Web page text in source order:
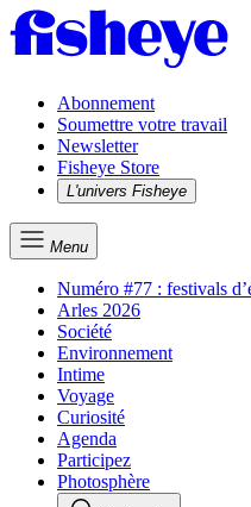
Abonnement
Soumettre votre travail
Newsletter
Fisheye Store
L'univers Fisheye
Menu
Numéro #77 : festivals
Arles 2026
Société
Environnement
Intime
Voyage
Curiosité
Agenda
Participez
Photosphère